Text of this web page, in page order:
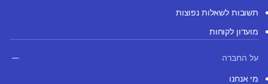
תשובות לשאלות נפוצות
מועדון לקוחות
על החברה
מי אנחנו